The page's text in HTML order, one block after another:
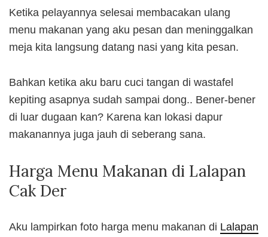
Ketika pelayannya selesai membacakan ulang
menu makanan yang aku pesan dan meninggalkan
meja kita langsung datang nasi yang kita pesan.
Bahkan ketika aku baru cuci tangan di wastafel
kepiting asapnya sudah sampai dong.. Bener-bener
di luar dugaan kan? Karena kan lokasi dapur
makanannya juga jauh di seberang sana.
Harga Menu Makanan di Lalapan
Cak Der
Aku lampirkan foto harga menu makanan di Lalapan